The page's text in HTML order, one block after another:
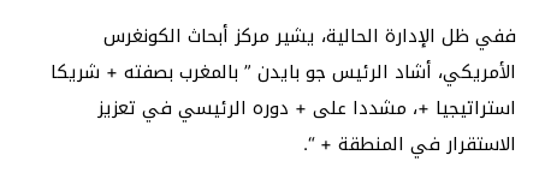
ففي ظل الإدارة الحالية، يشير مركز أبحاث الكونغرس
الأمريكي، أشاد الرئيس جو بايدن ” بالمغرب بصفته + شريكا
استراتيجيا +، مشددا على + دوره الرئيسي في تعزيز
الاستقرار في المنطقة + “.